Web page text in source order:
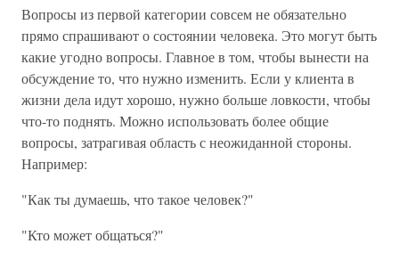
Вопросы из первой категории совсем не обязательно
прямо спрашивают о состоянии человека. Это могут быть
какие угодно вопросы. Главное в том, чтобы вынести на
обсуждение то, что нужно изменить. Если у клиента в
жизни дела идут хорошо, нужно больше ловкости, чтобы
что-то поднять. Можно использовать более общие
вопросы, затрагивая область с неожиданной стороны.
Например:
"Как ты думаешь, что такое человек?"
"Кто может общаться?"